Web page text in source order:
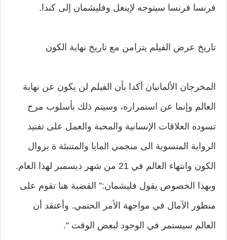
فرنسا فرنسا سيتوجه لإينغل وفليشمان إلى كندا.
تاريخ عرض الفيلم يتزامن مع تاريخ نهاية الكون
المخرجان الألمانيان أكدا بأن الفيلم لن يكون عن نهاية
العالم وإنما عن استمراره، وسيتم ذلك بأسلوب مرح
تسوده العلاقات الإنسانية والمحبة والعمل على تفنيد
الرواية المنسوبة الى منجمي المايا والمتنبئة ة بزوال
الكون وانتهاء العالم في 21 من شهر ديسمبر لهذا العام.
وبهذا الخصوص يقول فليشمان:” القضية هنا تقوم على
منظور الآمال في مواجهة الأمر الحتمي. وأعتقد أن
العالم سيستمر في الوجود لبعض الوقت “.